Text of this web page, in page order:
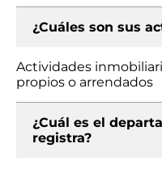
¿Cuáles son sus
Actividades
propios o arrendados
¿Cuál es el
registra?